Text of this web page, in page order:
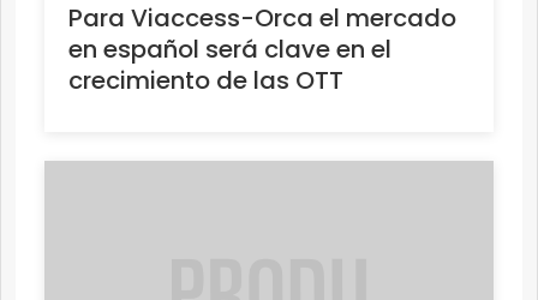
Para Viaccess-Orca el mercado
en español será clave en el
crecimiento de las OTT